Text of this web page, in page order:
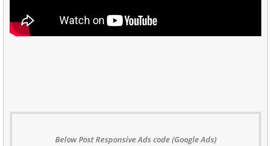
Below Post Responsive Ads code (Google Ads)